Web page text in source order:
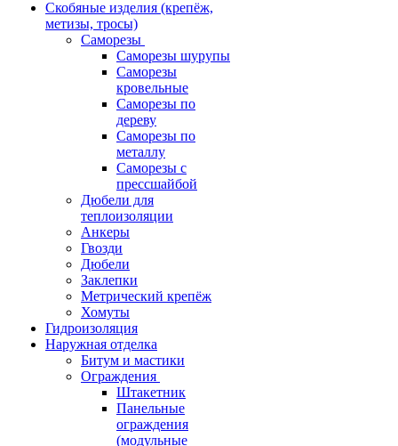
Скобяные изделия (крепёж,
метизы, тросы)
Саморезы
Саморезы шурупы
Саморезы
кровельные
Саморезы по
дереву
Саморезы по
металлу
Саморезы с
прессшайбой
Дюбели для
теплоизоляции
Анкеры
Гвозди
Дюбели
Заклепки
Метрический крепёж
Хомуты
Гидроизоляция
Наружная отделка
Битум и мастики
Ограждения
Штакетник
Панельные
ограждения
(модульные